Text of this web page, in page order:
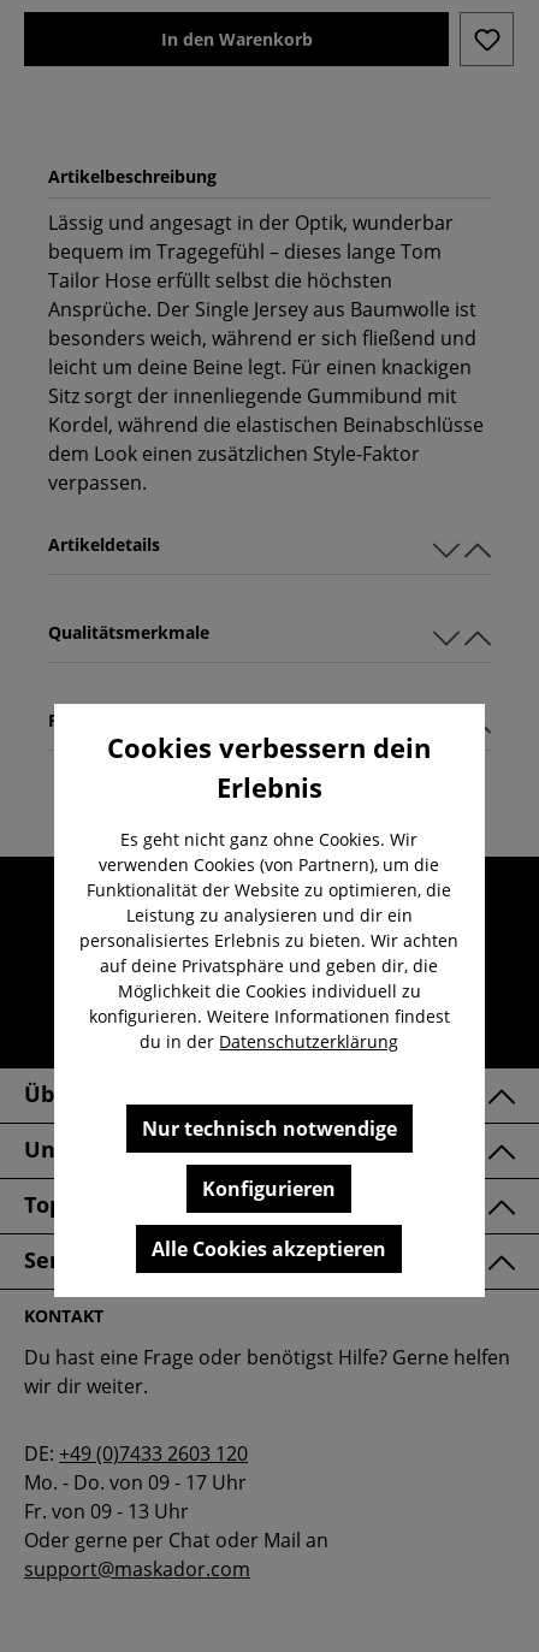
In den Warenkorb
Artikelbeschreibung
Lässig und angesagt in der Optik, wunderbar
bequem im Tragegefühl – dieses lange Tom
Tailor Hose erfüllt selbst die höchsten
Ansprüche. Der Single Jersey aus Baumwolle ist
besonders weich, während er sich fließend und
leicht um deine Beine legt. Für einen knackigen
Sitz sorgt der innenliegende Gummibund mit
Kordel, während die elastischen Beinabschlüsse
dem Look einen zusätzlichen Style-Faktor
verpassen.
Qualitätsmerkmale
Artikeldetails
Pflegehinweise
Umfangreicher Kundenservice
Kauf auf Rechnung
Kostenloser Versand ab 29,-€
Lieferzeit 1-3 Werktage
30 Tage kostenlose Retoure
Über Uns
Unsere Marken
Top Kategorien
Service & FAQ
KONTAKT
Du hast eine Frage oder benötigst Hilfe? Gerne helfen
wir dir weiter.
DE: +49 (0)7433 2603 120
Mo. - Do. von 09 - 17 Uhr
Fr. von 09 - 13 Uhr
Oder gerne per Chat oder Mail an
support@maskador.com
Cookies verbessern dein
Erlebnis
Es geht nicht ganz ohne Cookies. Wir
verwenden Cookies (von Partnern), um die
Funktionalität der Website zu optimieren, die
Leistung zu analysieren und dir ein
personalisiertes Erlebnis zu bieten. Wir achten
auf deine Privatsphäre und geben dir, die
Möglichkeit die Cookies individuell zu
konfigurieren. Weitere Informationen findest
du in der Datenschutzerklärung
Nur technisch notwendige
Konfigurieren
Alle Cookies akzeptieren